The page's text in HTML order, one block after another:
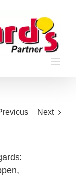
Next